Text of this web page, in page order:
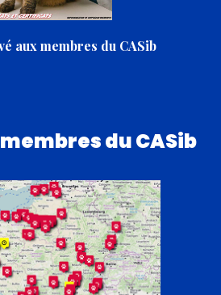
aux membres du CASib
du CASib